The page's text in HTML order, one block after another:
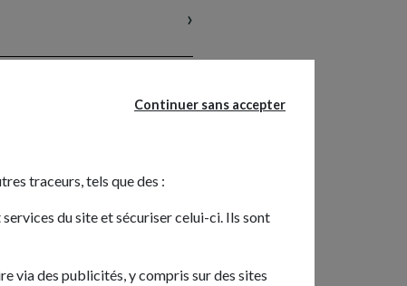
Continuer sans accepter
traceurs, tels que des :
du site et sécuriser celui-ci. Ils sont
via des publicités, y compris sur des sites